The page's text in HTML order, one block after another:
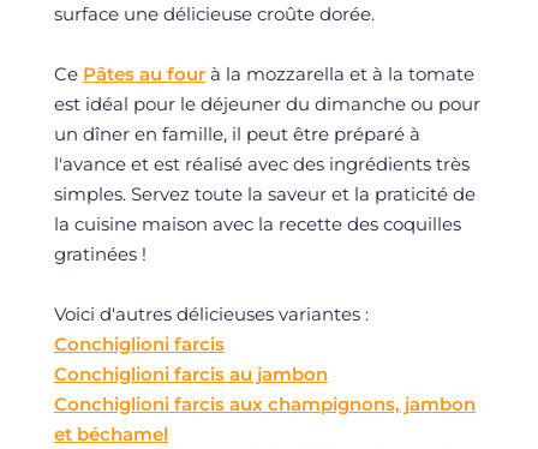
surface une délicieuse croûte dorée.
Ce Pâtes au fourà la mozzarella et à la tomate
est idéal pour le déjeuner du dimanche ou pour
un dîner en famille, il peut être préparé à
l'avance et est réalisé avec des ingrédients très
simples. Servez toute la saveur et la praticité de
la cuisine maison avec la recette des coquilles
gratinées !
Voici d'autres délicieuses variantes :
Conchiglioni farcis
Conchiglioni farcis au jambon
Conchiglioni farcis aux champignons, jambon
et béchamel